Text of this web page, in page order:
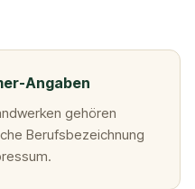
Angaben
gehören
Berufsbezeichnung